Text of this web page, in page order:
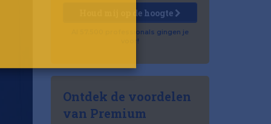
Houd mij op de hoogte
Al 57.500 professionals gingen je
voor!
Ontdek de voordelen
van Premium